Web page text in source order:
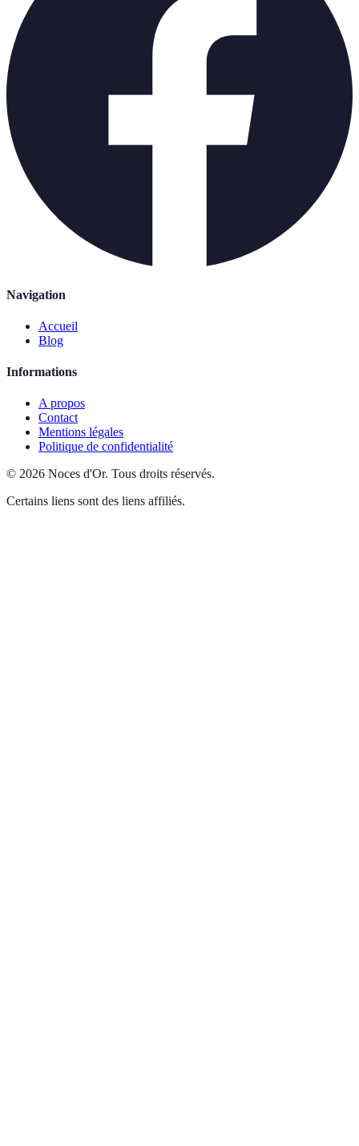
Navigation
Accueil
Blog
Informations
A propos
Contact
Mentions légales
Politique de confidentialité
© 2026 Noces d'Or. Tous droits réservés.
Certains liens sont des liens affiliés.